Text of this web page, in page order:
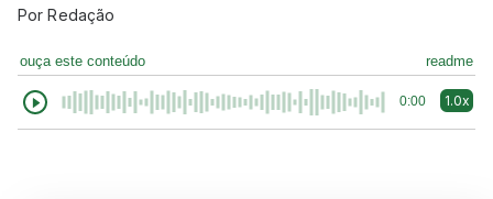
PorRedação
ouça este conteúdo readme
0:00 1.0x